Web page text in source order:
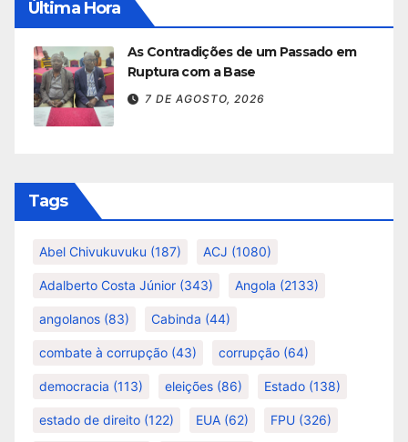
Última Hora
As Contradições de um Passado em
Ruptura com a Base
7 DE AGOSTO, 2026
Tags
Abel Chivukuvuku (187) ACJ (1080)
Adalberto Costa Júnior (343) Angola (2133)
angolanos (83) Cabinda (44)
combate à corrupção (43) corrupção (64)
democracia (113) eleições (86) Estado (138)
estado de direito (122) EUA (62) FPU (326)